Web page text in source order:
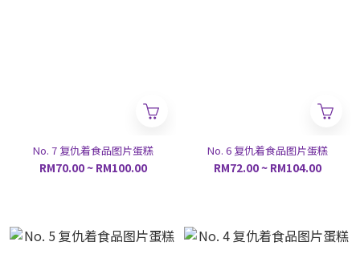
No. 7 复仇着食品图片蛋糕
RM70.00 ~ RM100.00
No. 6 复仇着食品图片蛋糕
RM72.00 ~ RM104.00